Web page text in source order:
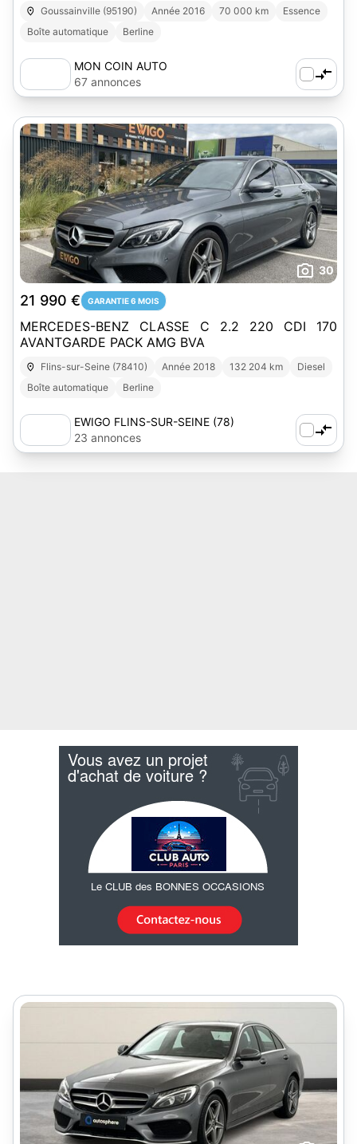
Goussainville (95190) Année 2016 70 000 km
Essence
Boîte automatique
Berline
MON COIN AUTO
67 annonces
30
21 990 € GARANTIE 6 MOIS
MERCEDES-BENZ CLASSE C 2.2 220 CDI 170
AVANTGARDE PACK AMG BVA
Flins-sur-Seine (78410) Année 2018 132 204 km
Diesel
Boîte automatique
Berline
EWIGO FLINS-SUR-SEINE (78)
23 annonces